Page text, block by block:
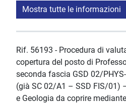
Mostra tutte le informazioni
Rif. 56193 - Procedura di
copertura del posto di
seconda fascia GSD 02/
(già SC 02/A1 – SSD FIS/01)
e Geologia da coprire